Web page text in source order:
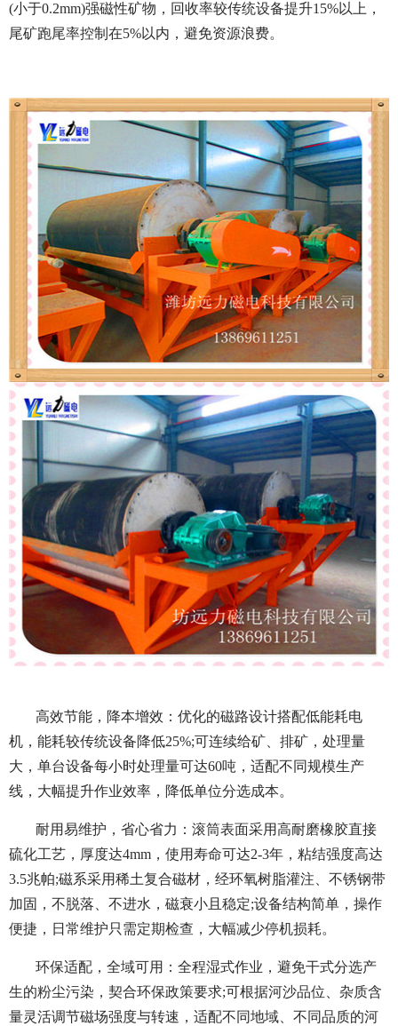
(小于0.2mm)强磁性矿物，回收率较传统设备提升15%以上，
尾矿跑尾率控制在5%以内，避免资源浪费。
高效节能，降本增效：优化的磁路设计搭配低能耗电
机，能耗较传统设备降低25%;可连续给矿、排矿，处理量
大，单台设备每小时处理量可达60吨，适配不同规模生产
线，大幅提升作业效率，降低单位分选成本。
耐用易维护，省心省力：滚筒表面采用高耐磨橡胶直接
硫化工艺，厚度达4mm，使用寿命可达2-3年，粘结强度高达
3.5兆帕;磁系采用稀土复合磁材，经环氧树脂灌注、不锈钢带
加固，不脱落、不进水，磁衰小且稳定;设备结构简单，操作
便捷，日常维护只需定期检查，大幅减少停机损耗。
环保适配，全域可用：全程湿式作业，避免干式分选产
生的粉尘污染，契合环保政策要求;可根据河沙品位、杂质含
量灵活调节磁场强度与转速，适配不同地域、不同品质的河